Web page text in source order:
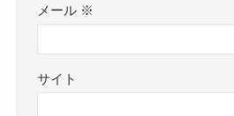
メール ※
サイト